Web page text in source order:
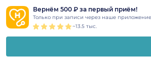
Вернём 500 ₽ за первый приём!
Только при записи через наше приложение
~13.5 тыс.
Закрыть